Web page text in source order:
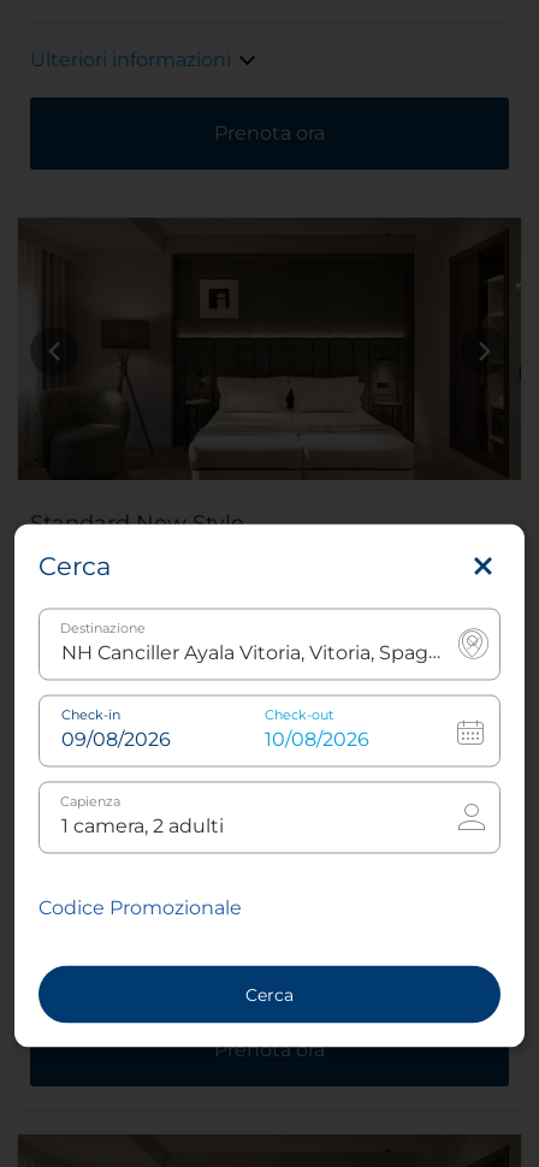
Ulteriori informazioni
Prenota ora
Standard New Style
Letti singoli
oppure
Letto
queen
Aria condizionata -
Ulteriori informazioni
Prenota ora
Cerca
Destinazione
Check-in Check-out
Capienza
Codice Promozionale
Cerca